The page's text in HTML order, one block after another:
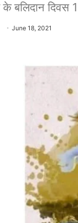
के बलिदान
June 18, 2021